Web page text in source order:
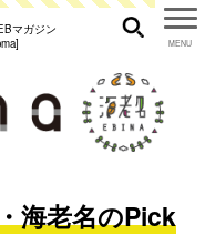
マガジン
海老名のPick